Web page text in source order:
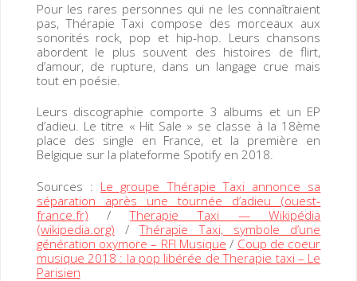
Pour les rares personnes qui ne les connaîtraient
pas, Thérapie Taxi compose des morceaux aux
sonorités rock, pop et hip-hop. Leurs chansons
abordent le plus souvent des histoires de flirt,
d’amour, de rupture, dans un langage crue mais
tout en poésie.
Leurs discographie comporte 3 albums et un EP
d’adieu. Le titre « Hit Sale » se classe à la 18ème
place des single en France, et la première en
Belgique sur la plateforme Spotify en 2018.
Sources : Le groupe Thérapie Taxi annonce sa
séparation après une tournée d’adieu (ouest-
france.fr) /Therapie Taxi — Wikipédia
(wikipedia.org) /Thérapie Taxi, symbole d’une
génération oxymore – RFI Musique / Coup de coeur
musique 2018 : la pop libérée de Therapie taxi – Le
Parisien